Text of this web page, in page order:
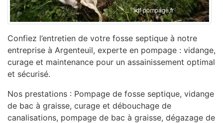
Confiez l’entretien de votre fosse septique à notre
entreprise à Argenteuil, experte en pompage : vidange,
curage et maintenance pour un assainissement optimal
et sécurisé.
Nos prestations : Pompage de fosse septique, vidange
de bac à graisse, curage et débouchage de
canalisations, pompage de bac à graisse, dégazage de